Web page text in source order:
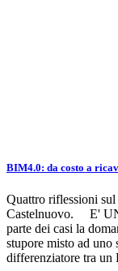
BIM4.0: da costo a
Quattro riflessioni
Castelnuovo. E'
parte dei casi la
stupore misto ad uno
differenziatore tra un